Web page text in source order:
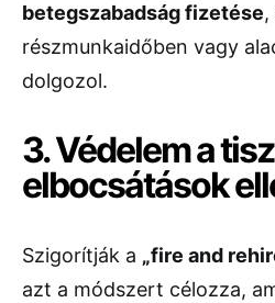
betegszabadság fizetése
részmunkaidőben vagy
dolgozol.
3. Védelem a
elbocsátások
Szigorítják a „fire and
azt a módszert célozza,